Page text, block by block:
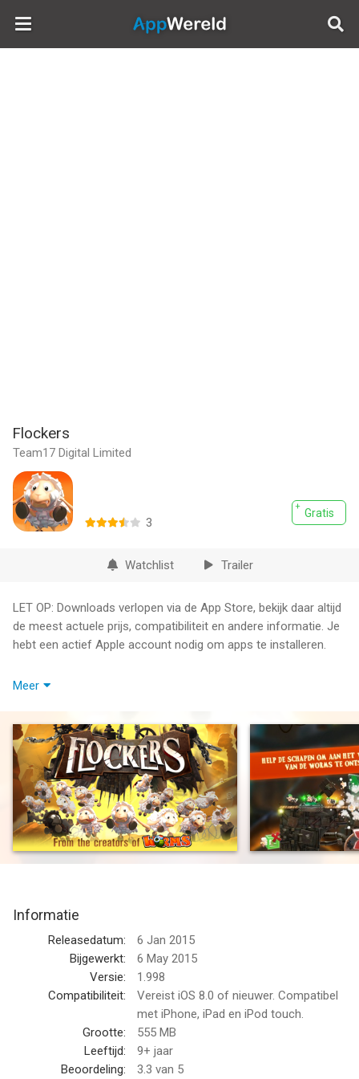
AppWereld
Flockers
Team17 Digital Limited
Gratis
3
Watchlist Trailer
LET OP: Downloads verlopen via de App Store, bekijk daar altijd
de meest actuele prijs, compatibiliteit en andere informatie. Je
hebt een actief Apple account nodig om apps te installeren.
Nieuw van de makers van Worms is er nu Flockers, een spel vol
wormen, hebben de schappen besloten er vandoor te gaan.
Red de schapen door ze door pletters, enorme cirkelzagen,
diepe putten vol staken en grote zwaaiende hakmessen. Help
ze ontsnappen aan hun duivelse meesters, of laat ze achter in
de duivelse vallen van de wormen en zie hun ingewanden
uitgesmeerd worden. Overal naartoe.
Belangrijke kenmerken
kunnen tegen wanden omhoog vliegen, over cirkelzagen en
dodelijke gaten springen en ontploffen om machines te
vernietigen en zo een pad vrij te maken voor hun
schapenvrienden.
· Er zijn 18 verschillend uitziende schapen die je kunt verdienen
in het beloningenscherm met wol die je al doende verzamelt. Al
snel zul je zombie-, robot-, piraat- en zelfs skeletschapen
· Met Facebook kun je de voortgang van je vrienden zien in het
Meer
Informatie
Releasedatum:
6 Jan 2015
Bijgewerkt:
6 May 2015
Versie:
1.998
Compatibiliteit:
Vereist iOS 8.0 of nieuwer. Compatibel
met iPhone, iPad en iPod touch.
Grootte:
555 MB
Leeftijd:
9+ jaar
Beoordeling:
3.3 van 5